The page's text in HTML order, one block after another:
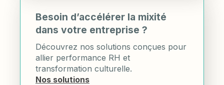
Besoin d’accélérer la mixité
dans votre entreprise ?
Découvrez nos solutions conçues pour
allier performance RH et
transformation culturelle.
Nos solutions